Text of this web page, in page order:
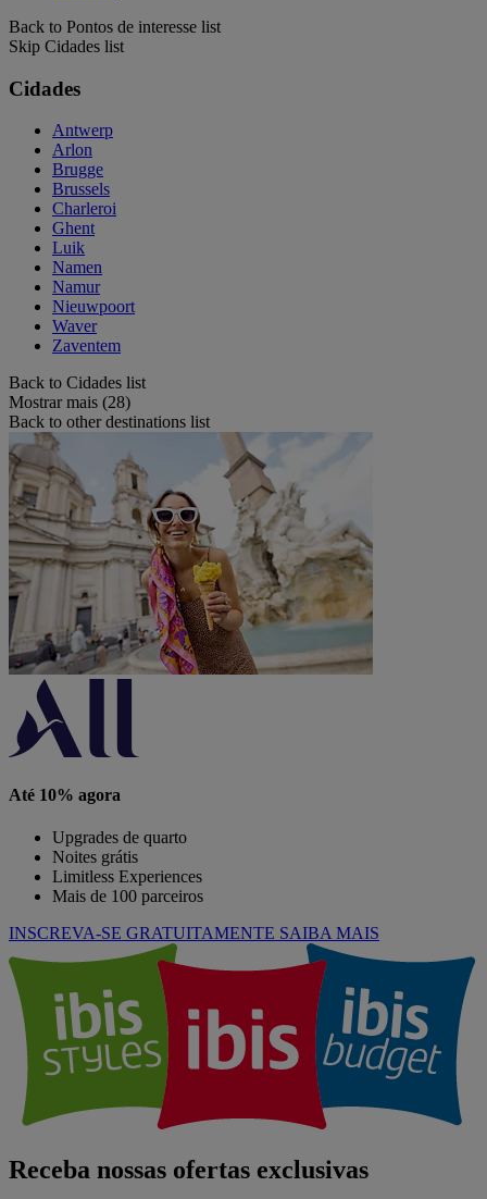
Back to Pontos de interesse list
Skip Cidades list
Cidades
Antwerp
Arlon
Brugge
Brussels
Charleroi
Ghent
Luik
Namen
Namur
Nieuwpoort
Waver
Zaventem
Back to Cidades list
Mostrar mais (28)
Back to other destinations list
Até 10% agora
Upgrades de quarto
Noites grátis
Limitless Experiences
Mais de 100 parceiros
INSCREVA-SE GRATUITAMENTE SAIBA MAIS
Receba nossas ofertas exclusivas